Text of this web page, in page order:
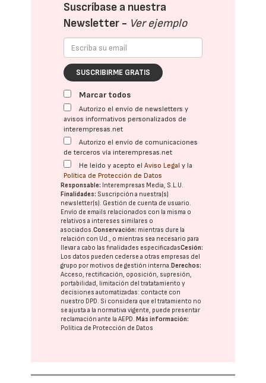
Suscríbase a nuestra
Newsletter - Ver ejemplo
SUSCRIBIRME GRATIS
Marcar todos
Autorizo el envío de newsletters y
avisos informativos personalizados de
interempresas.net
Autorizo el envío de comunicaciones
de terceros vía interempresas.net
He leído y acepto elAviso Legal y la
Política de Protección de Datos
Responsable: Interempresas Media, S.L.U.
Finalidades: Suscripción a nuestra(s)
newsletter(s). Gestión de cuenta de usuario.
Envío de emails relacionados con la misma o
relativos a intereses similares o
asociados.Conservación: mientras dure la
relación con Ud., o mientras sea necesario para
llevar a cabo las finalidades especificadasCesión:
Los datos pueden cederse a otras empresas del
grupo por motivos de gestión interna. Derechos:
Acceso, rectificación, oposición, supresión,
portabilidad, limitación del tratatamiento y
decisiones automatizadas: contacte con
nuestro DPD. Si considera que el tratamiento no
se ajusta a la normativa vigente, puede presentar
reclamación ante laAEPD. Más información:
Política de Protección de Datos